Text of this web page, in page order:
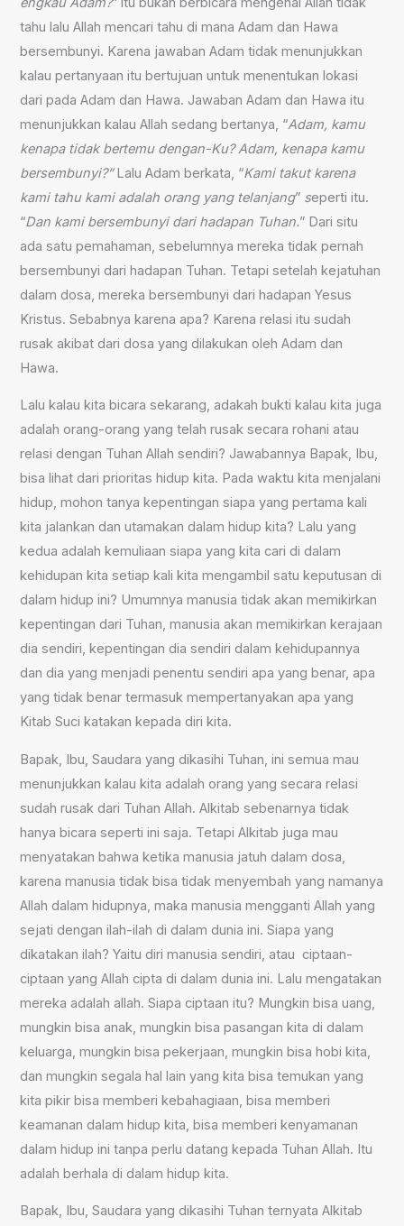
tahu lalu Allah mencari tahu di mana Adam dan Hawa
bersembunyi. Karena jawaban Adam tidak menunjukkan
kalau pertanyaan itu bertujuan untuk menentukan lokasi
dari pada Adam dan Hawa. Jawaban Adam dan Hawa itu
menunjukkan kalau Allah sedang bertanya, “Adam, kamu
kenapa tidak bertemu dengan-Ku? Adam, kenapa kamu
bersembunyi?”Lalu Adam berkata, “Kami takut karena
kami tahu kami adalah orang yang telanjang” seperti itu.
“Dan kami bersembunyi dari hadapan Tuhan.” Dari situ
ada satu pemahaman, sebelumnya mereka tidak pernah
bersembunyi dari hadapan Tuhan. Tetapi setelah kejatuhan
dalam dosa, mereka bersembunyi dari hadapan Yesus
Kristus. Sebabnya karena apa? Karena relasi itu sudah
rusak akibat dari dosa yang dilakukan oleh Adam dan
Hawa.
Lalu kalau kita bicara sekarang, adakah bukti kalau kita juga
adalah orang-orang yang telah rusak secara rohani atau
relasi dengan Tuhan Allah sendiri? Jawabannya Bapak, Ibu,
bisa lihat dari prioritas hidup kita. Pada waktu kita menjalani
hidup, mohon tanya kepentingan siapa yang pertama kali
kita jalankan dan utamakan dalam hidup kita? Lalu yang
kedua adalah kemuliaan siapa yang kita cari di dalam
kehidupan kita setiap kali kita mengambil satu keputusan di
dalam hidup ini? Umumnya manusia tidak akan memikirkan
kepentingan dari Tuhan, manusia akan memikirkan kerajaan
dia sendiri, kepentingan dia sendiri dalam kehidupannya
dan dia yang menjadi penentu sendiri apa yang benar, apa
yang tidak benar termasuk mempertanyakan apa yang
Kitab Suci katakan kepada diri kita.
Bapak, Ibu, Saudara yang dikasihi Tuhan, ini semua mau
menunjukkan kalau kita adalah orang yang secara relasi
sudah rusak dari Tuhan Allah. Alkitab sebenarnya tidak
hanya bicara seperti ini saja. Tetapi Alkitab juga mau
menyatakan bahwa ketika manusia jatuh dalam dosa,
karena manusia tidak bisa tidak menyembah yang namanya
Allah dalam hidupnya, maka manusia mengganti Allah yang
sejati dengan ilah-ilah di dalam dunia ini. Siapa yang
dikatakan ilah? Yaitu diri manusia sendiri, atau ciptaan-
ciptaan yang Allah cipta di dalam dunia ini. Lalu mengatakan
mereka adalah allah. Siapa ciptaan itu? Mungkin bisa uang,
mungkin bisa anak, mungkin bisa pasangan kita di dalam
keluarga, mungkin bisa pekerjaan, mungkin bisa hobi kita,
dan mungkin segala hal lain yang kita bisa temukan yang
kita pikir bisa memberi kebahagiaan, bisa memberi
keamanan dalam hidup kita, bisa memberi kenyamanan
dalam hidup ini tanpa perlu datang kepada Tuhan Allah. Itu
adalah berhala di dalam hidup kita.
Bapak, Ibu, Saudara yang dikasihi Tuhan ternyata Alkitab